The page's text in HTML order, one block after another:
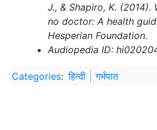
J., & Shapiro, K. (2014).
no doctor: A health
Hesperian Foundation.
Audiopedia ID:
Categories: हिन्दी गर्भपात